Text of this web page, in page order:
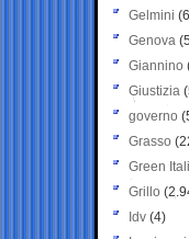
Gelmini
Genova
Giannino
Giustizia
governo
Grasso
Green
Grillo
Idv (4)